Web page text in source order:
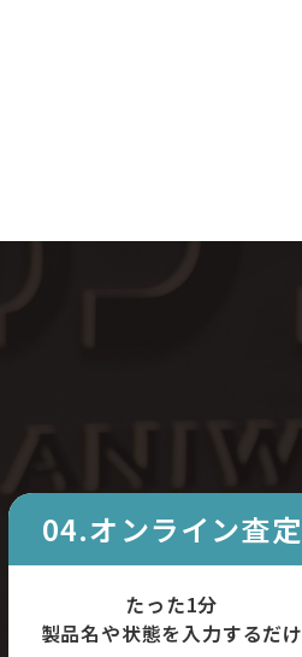
04.オンライン査定
たった1分
製品名や状態を入力するだけ